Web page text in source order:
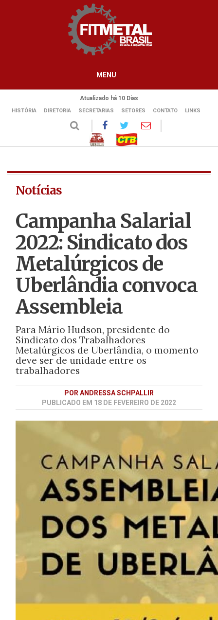
MENU
Atualizado há 10 Dias
HISTÓRIA DIRETORIA SECRETARIAS SETORES CONTATO LINKS
Notícias
Campanha Salarial
2022: Sindicato dos
Metalúrgicos de
Uberlândia convoca
Assembleia
Para Mário Hudson, presidente do
Sindicato dos Trabalhadores
Metalúrgicos de Uberlândia, o momento
deve ser de unidade entre os
trabalhadores
POR ANDRESSA SCHPALLIR
PUBLICADO EM 18 DE FEVEREIRO DE 2022